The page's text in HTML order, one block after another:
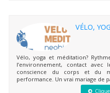
VÉLO,
Vélo, yoga et méditation?
l’environnement, contact
conscience du corps et du
performance. Un vrai mariage de